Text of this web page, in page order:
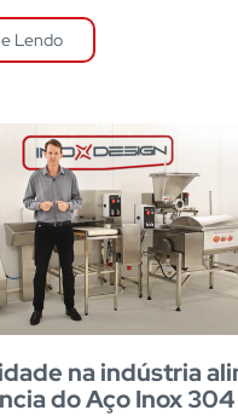
Lendo
na indústria
do Aço Inox 304